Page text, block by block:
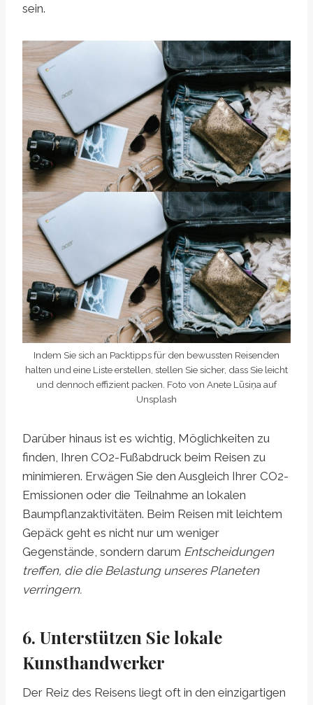
sein.
Indem Sie sich an Packtipps für den bewussten Reisenden
halten und eine Liste erstellen, stellen Sie sicher, dass Sie leicht
und dennoch effizient packen. Foto von Anete Lūsiņa auf
Unsplash
Darüber hinaus ist es wichtig, Möglichkeiten zu
finden, Ihren CO2-Fußabdruck beim Reisen zu
minimieren. Erwägen Sie den Ausgleich Ihrer CO2-
Emissionen oder die Teilnahme an lokalen
Baumpflanzaktivitäten. Beim Reisen mit leichtem
Gepäck geht es nicht nur um weniger
Gegenstände, sondern darum Entscheidungen
treffen, die die Belastung unseres Planeten
verringern.
6. Unterstützen Sie lokale
Kunsthandwerker
Der Reiz des Reisens liegt oft in den einzigartigen